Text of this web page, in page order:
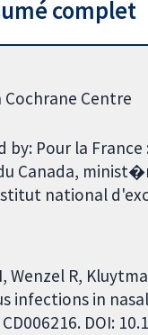
complet
Centre
by: Pour la
Canada,
national
Wenzel R,
infections in
DOI: